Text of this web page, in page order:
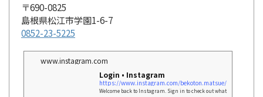
〒690-0825
島根県松江市学園1-6-7
0852-23-5225
www.instagram.com
Login • Instagram
https://www.instagram.com/bekoton.matsue/
Welcome back to Instagram. Sign in to check out what